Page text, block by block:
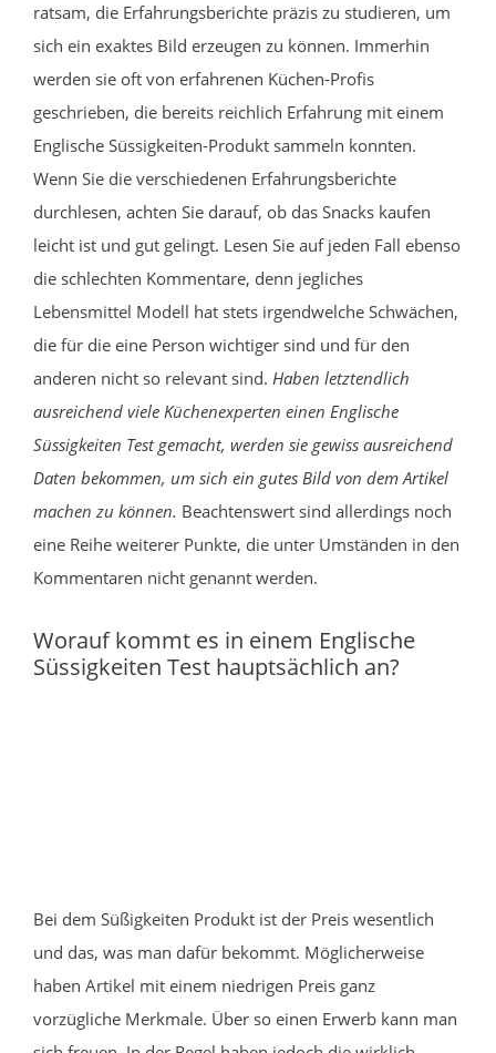
ratsam, die Erfahrungsberichte präzis zu studieren, um
sich ein exaktes Bild erzeugen zu können. Immerhin
werden sie oft von erfahrenen Küchen-Profis
geschrieben, die bereits reichlich Erfahrung mit einem
Englische Süssigkeiten-Produkt sammeln konnten.
Wenn Sie die verschiedenen Erfahrungsberichte
durchlesen, achten Sie darauf, ob das Snacks kaufen
leicht ist und gut gelingt. Lesen Sie auf jeden Fall ebenso
die schlechten Kommentare, denn jegliches
Lebensmittel Modell hat stets irgendwelche Schwächen,
die für die eine Person wichtiger sind und für den
anderen nicht so relevant sind. Haben letztendlich
ausreichend viele Küchenexperten einen Englische
Süssigkeiten Test gemacht, werden sie gewiss ausreichend
Daten bekommen, um sich ein gutes Bild von dem Artikel
machen zu können. Beachtenswert sind allerdings noch
eine Reihe weiterer Punkte, die unter Umständen in den
Kommentaren nicht genannt werden.
Worauf kommt es in einem Englische
Süssigkeiten Test hauptsächlich an?
Bei dem Süßigkeiten Produkt ist der Preis wesentlich
und das, was man dafür bekommt. Möglicherweise
haben Artikel mit einem niedrigen Preis ganz
vorzügliche Merkmale. Über so einen Erwerb kann man